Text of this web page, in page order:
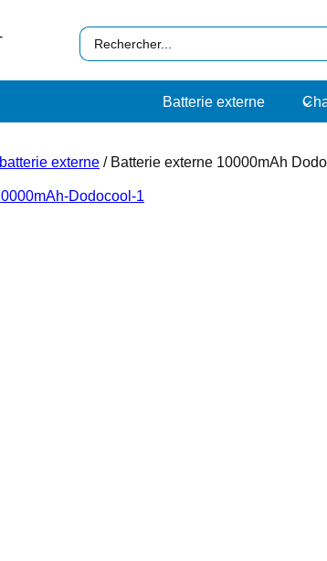
Search
…
Batterie externe
batterie externe / Batterie externe 10000mAh